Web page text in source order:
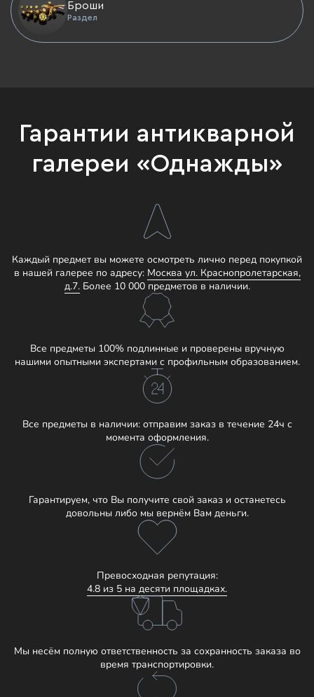
Броши
Раздел
Гарантии антикварной
галереи «Однажды»
Каждый предмет вы можете осмотреть лично перед покупкой
в нашей галерее по адресу: Москва ул. Краснопролетарская,
д.7.Более 10 000 предметов в наличии.
Все предметы 100% подлинные и проверены вручную
нашими опытными экспертами с профильным образованием.
Все предметы в наличии: отправим заказ в течение 24ч с
момента оформления.
Гарантируем, что Вы получите свой заказ и останетесь
довольны либо мы вернём Вам деньги.
Превосходная репутация:
4.8 из 5 на десяти площадках.
Мы несём полную ответственность за сохранность заказа во
время транспортировки.